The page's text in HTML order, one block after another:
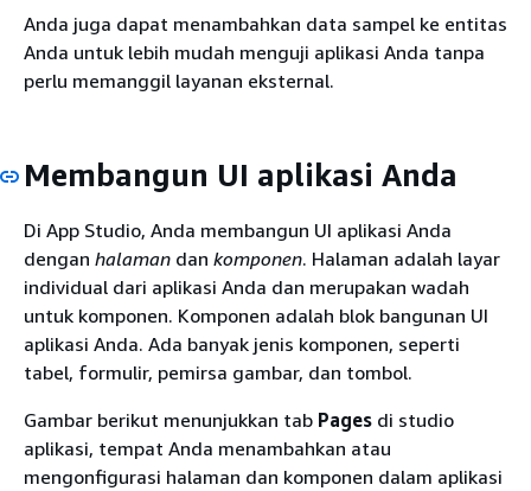
Anda juga dapat menambahkan data sampel ke entitas
Anda untuk lebih mudah menguji aplikasi Anda tanpa
perlu memanggil layanan eksternal.
Membangun UI aplikasi Anda
Di App Studio, Anda membangun UI aplikasi Anda
dengan halaman dan komponen. Halaman adalah layar
individual dari aplikasi Anda dan merupakan wadah
untuk komponen. Komponen adalah blok bangunan UI
aplikasi Anda. Ada banyak jenis komponen, seperti
tabel, formulir, pemirsa gambar, dan tombol.
Gambar berikut menunjukkan tab Pages di studio
aplikasi, tempat Anda menambahkan atau
mengonfigurasi halaman dan komponen dalam aplikasi